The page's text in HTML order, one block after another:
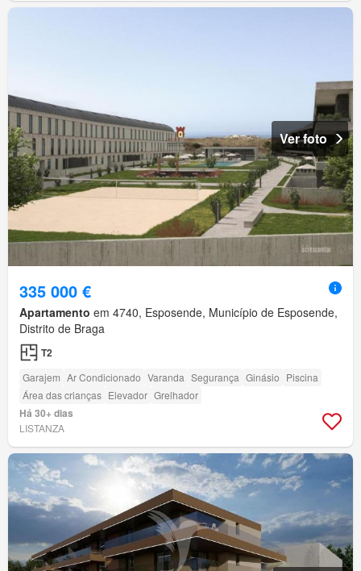
Ver foto
335 000 €
Apartamento em 4740, Esposende, Município de Esposende,
Distrito de Braga
T2
Garajem Ar Condicionado Varanda Segurança Ginásio Piscina
Área das crianças Elevador Grelhador
Há 30+ dias
LISTANZA